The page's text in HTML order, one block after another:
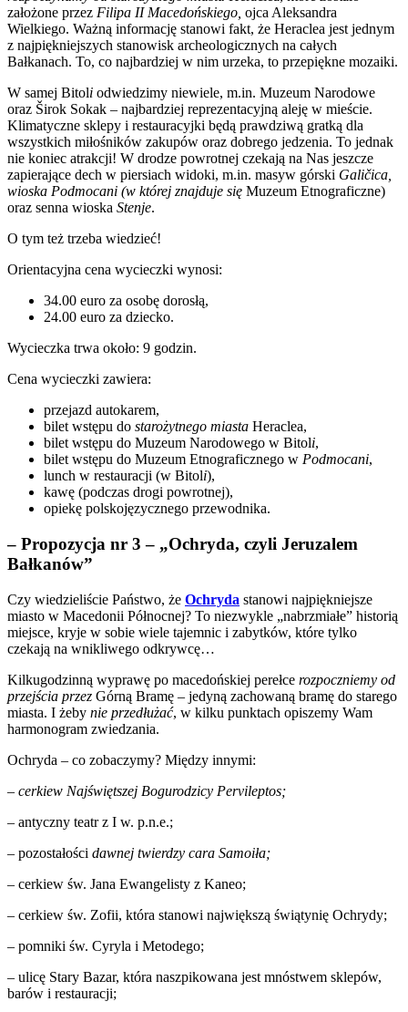
założone przez Filipa II Macedońskiego, ojca Aleksandra
Wielkiego. Ważną informację stanowi fakt, że Heraclea jest jednym
z najpiękniejszych stanowisk archeologicznych na całych
Bałkanach. To, co najbardziej w nim urzeka, to przepiękne mozaiki.
W samej Bitoli odwiedzimy niewiele, m.in. Muzeum Narodowe
oraz Širok Sokak – najbardziej reprezentacyjną aleję w mieście.
Klimatyczne sklepy i restauracyjki będą prawdziwą gratką dla
wszystkich miłośników zakupów oraz dobrego jedzenia. To jednak
nie koniec atrakcji! W drodze powrotnej czekają na Nas jeszcze
zapierające dech w piersiach widoki, m.in. masyw górski Galičica,
wioska Podmocani (w której znajduje się Muzeum Etnograficzne)
oraz senna wioska Stenje.
O tym też trzeba wiedzieć!
Orientacyjna cena wycieczki wynosi:
34.00 euro za osobę dorosłą,
24.00 euro za dziecko.
Wycieczka trwa około: 9 godzin.
Cena wycieczki zawiera:
przejazd autokarem,
bilet wstępu do starożytnego miasta Heraclea,
bilet wstępu do Muzeum Narodowego w Bitoli,
bilet wstępu do Muzeum Etnograficznego w Podmocani,
lunch w restauracji (w Bitoli),
kawę (podczas drogi powrotnej),
opiekę polskojęzycznego przewodnika.
– Propozycja nr 3 – „Ochryda, czyli Jeruzalem
Bałkanów”
Czy wiedzieliście Państwo, że Ochryda stanowi najpiękniejsze
miasto w Macedonii Północnej? To niezwykle „nabrzmiałe” historią
miejsce, kryje w sobie wiele tajemnic i zabytków, które tylko
czekają na wnikliwego odkrywcę…
Kilkugodzinną wyprawę po macedońskiej perełce rozpoczniemy od
przejścia przez Górną Bramę – jedyną zachowaną bramę do starego
miasta. I żeby nie przedłużać, w kilku punktach opiszemy Wam
harmonogram zwiedzania.
Ochryda – co zobaczymy? Między innymi:
– cerkiew Najświętszej Bogurodzicy Pervileptos;
– antyczny teatr z I w. p.n.e.;
– pozostałości dawnej twierdzy cara Samoiła;
– cerkiew św. Jana Ewangelisty z Kaneo;
– cerkiew św. Zofii, która stanowi największą świątynię Ochrydy;
– pomniki św. Cyryla i Metodego;
– ulicę Stary Bazar, która naszpikowana jest mnóstwem sklepów,
barów i restauracji;